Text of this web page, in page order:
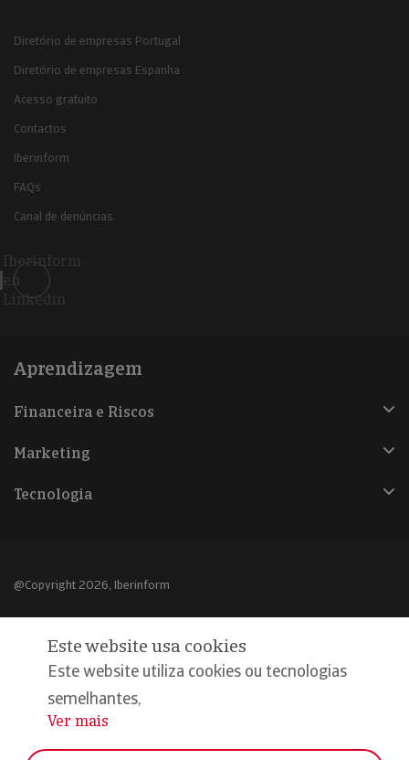
Diretório de empresas Portugal
Diretório de empresas Espanha
Acesso gratuito
Contactos
Iberinform
FAQs
Canal de denúncias
Iberinform
en
Linkedin
Aprendizagem
Financeira e Riscos
Marketing
Tecnologia
@Copyright 2026, Iberinform
Declaração de privacidade
Compromisso qualidade e segurança
Este website usa cookies
Este website utiliza cookies ou tecnologias
semelhantes,
...
Ver mais